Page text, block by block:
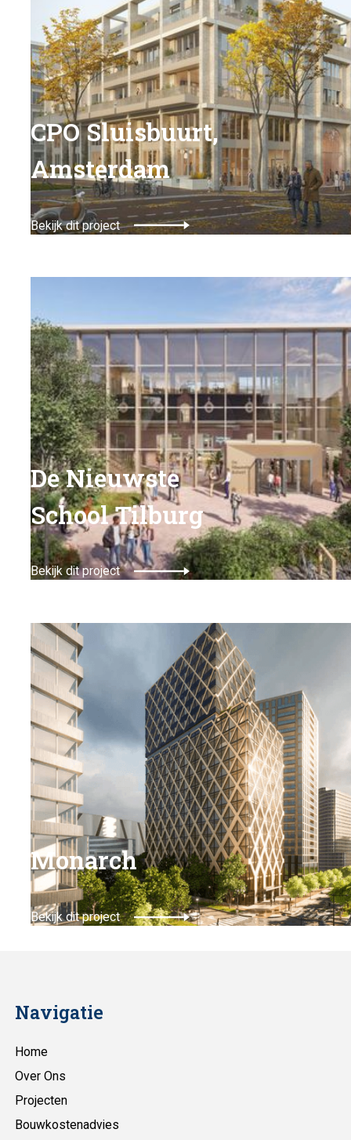
CPO Sluisbuurt,
Amsterdam
Bekijk dit project
De Nieuwste
School Tilburg
Bekijk dit project
Monarch
Bekijk dit project
Navigatie
Home
Over Ons
Projecten
Bouwkostenadvies